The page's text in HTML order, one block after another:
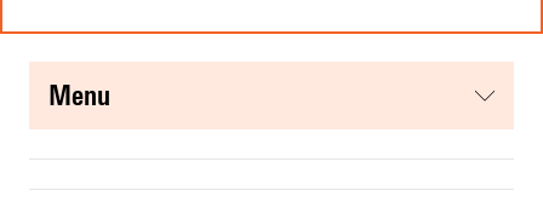
menu